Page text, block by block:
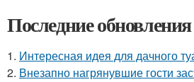
Последние
1. Интересная идея для дачного
2. Внезапно нагрянувшие гости